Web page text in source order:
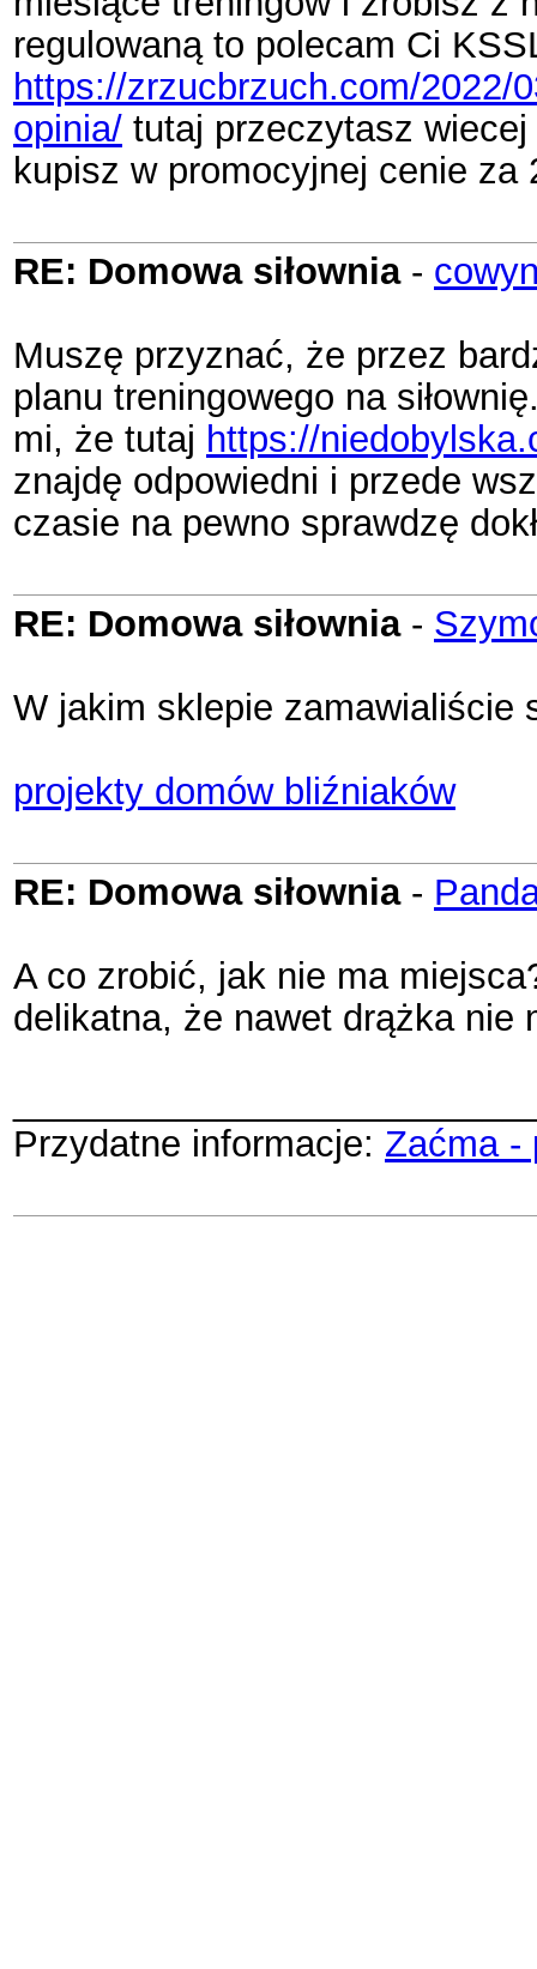
regulowaną to polecam Ci
https://zrzucbrzuch.com/2022/
opinia/ tutaj przeczytasz wiecej
kupisz w promocyjnej cenie za
RE: Domowa siłownia-
Muszę przyznać, że przez
planu treningowego na
mi, że tutaj https://
znajdę odpowiedni i przede
czasie na pewno sprawdzę
RE: Domowa siłownia-
W jakim sklepie zamawialiście
projekty domów bliźniaków
RE: Domowa siłownia-
A co zrobić, jak nie ma
delikatna, że nawet drążka nie
Przydatne informacje: Zaćma -